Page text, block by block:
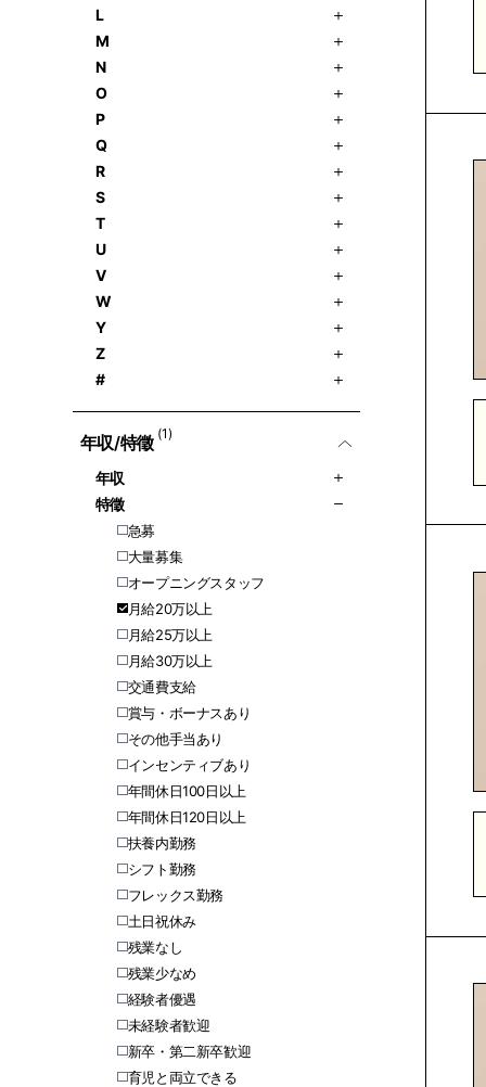
L
M
N
O
P
Q
R
S
T
U
V
W
Y
Z
#
年収/特徵 (1)
年収
特徵
急募
大量募集
オープニングスタッフ
月給20万以上
月給25万以上
月給30万以上
交通費支給
賞与・ボーナスあり
その他手当あり
インセンティブあり
年間休日100日以上
年間休日120日以上
扶養内勤務
シフト勤務
フレックス勤務
土日祝休み
残業なし
残業少なめ
経験者優遇
未経験者歓迎
新卒・第二新卒歓迎
育児と両立できる